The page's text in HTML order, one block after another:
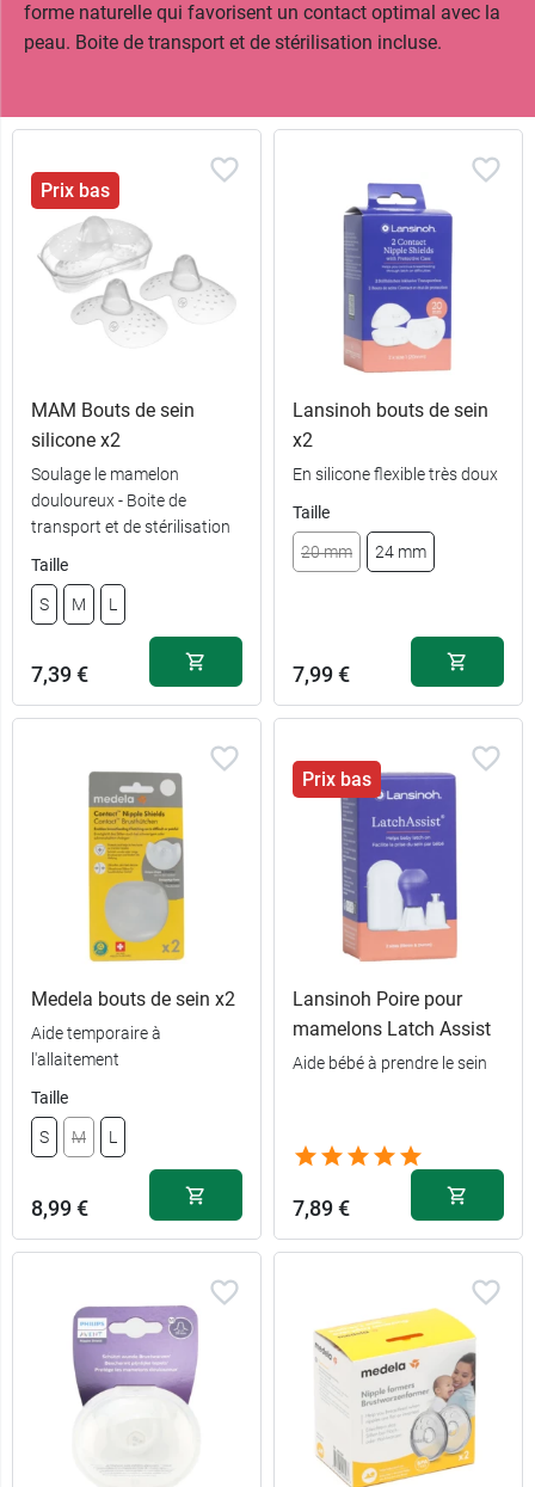
forme naturelle qui favorisent un contact optimal avec la
peau. Boite de transport et de stérilisation incluse.
Prix bas
MAM Bouts de sein
silicone x2
Soulage le mamelon
douloureux - Boite de
transport et de stérilisation
Taille
S M L
7,39 €
S
Lansinoh bouts de sein
x2
En silicone flexible très doux
Taille
20 mm 24 mm
7,99 €
Medela bouts de sein x2
Aide temporaire à
l'allaitement
Taille
S M L
8,99 €
Prix bas
Lansinoh Poire pour
mamelons Latch Assist
Aide bébé à prendre le sein
7,89 €